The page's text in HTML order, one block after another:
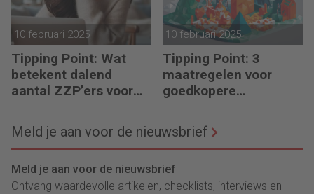
10 februari 2025
Tipping Point: Wat
betekent dalend
aantal ZZP’ers voor
10 februari 2025
Tipping Point: 3
maatregelen voor
goedkopere
verduurzamen)
Meld je aan voor de nieuwsbrief
Meld je aan voor de nieuwsbrief
Ontvang waardevolle artikelen, checklists, interviews en